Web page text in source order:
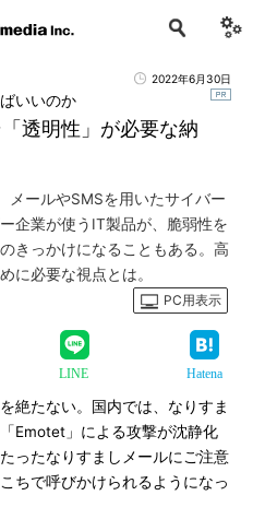
2022年6月30日
透明性」が必要な納
いいのか
ールやSMSを用いたサイバー
企業が使うIT製品が、脆弱性を
きっかけになることもある。高
に必要な視点とは。
PC用表示
LINE Hatena
絶たない。国内では、なりすま
Emotet」による攻撃が沈静化
ったなりすましメールにご注意
ちで呼びかけられるようになっ